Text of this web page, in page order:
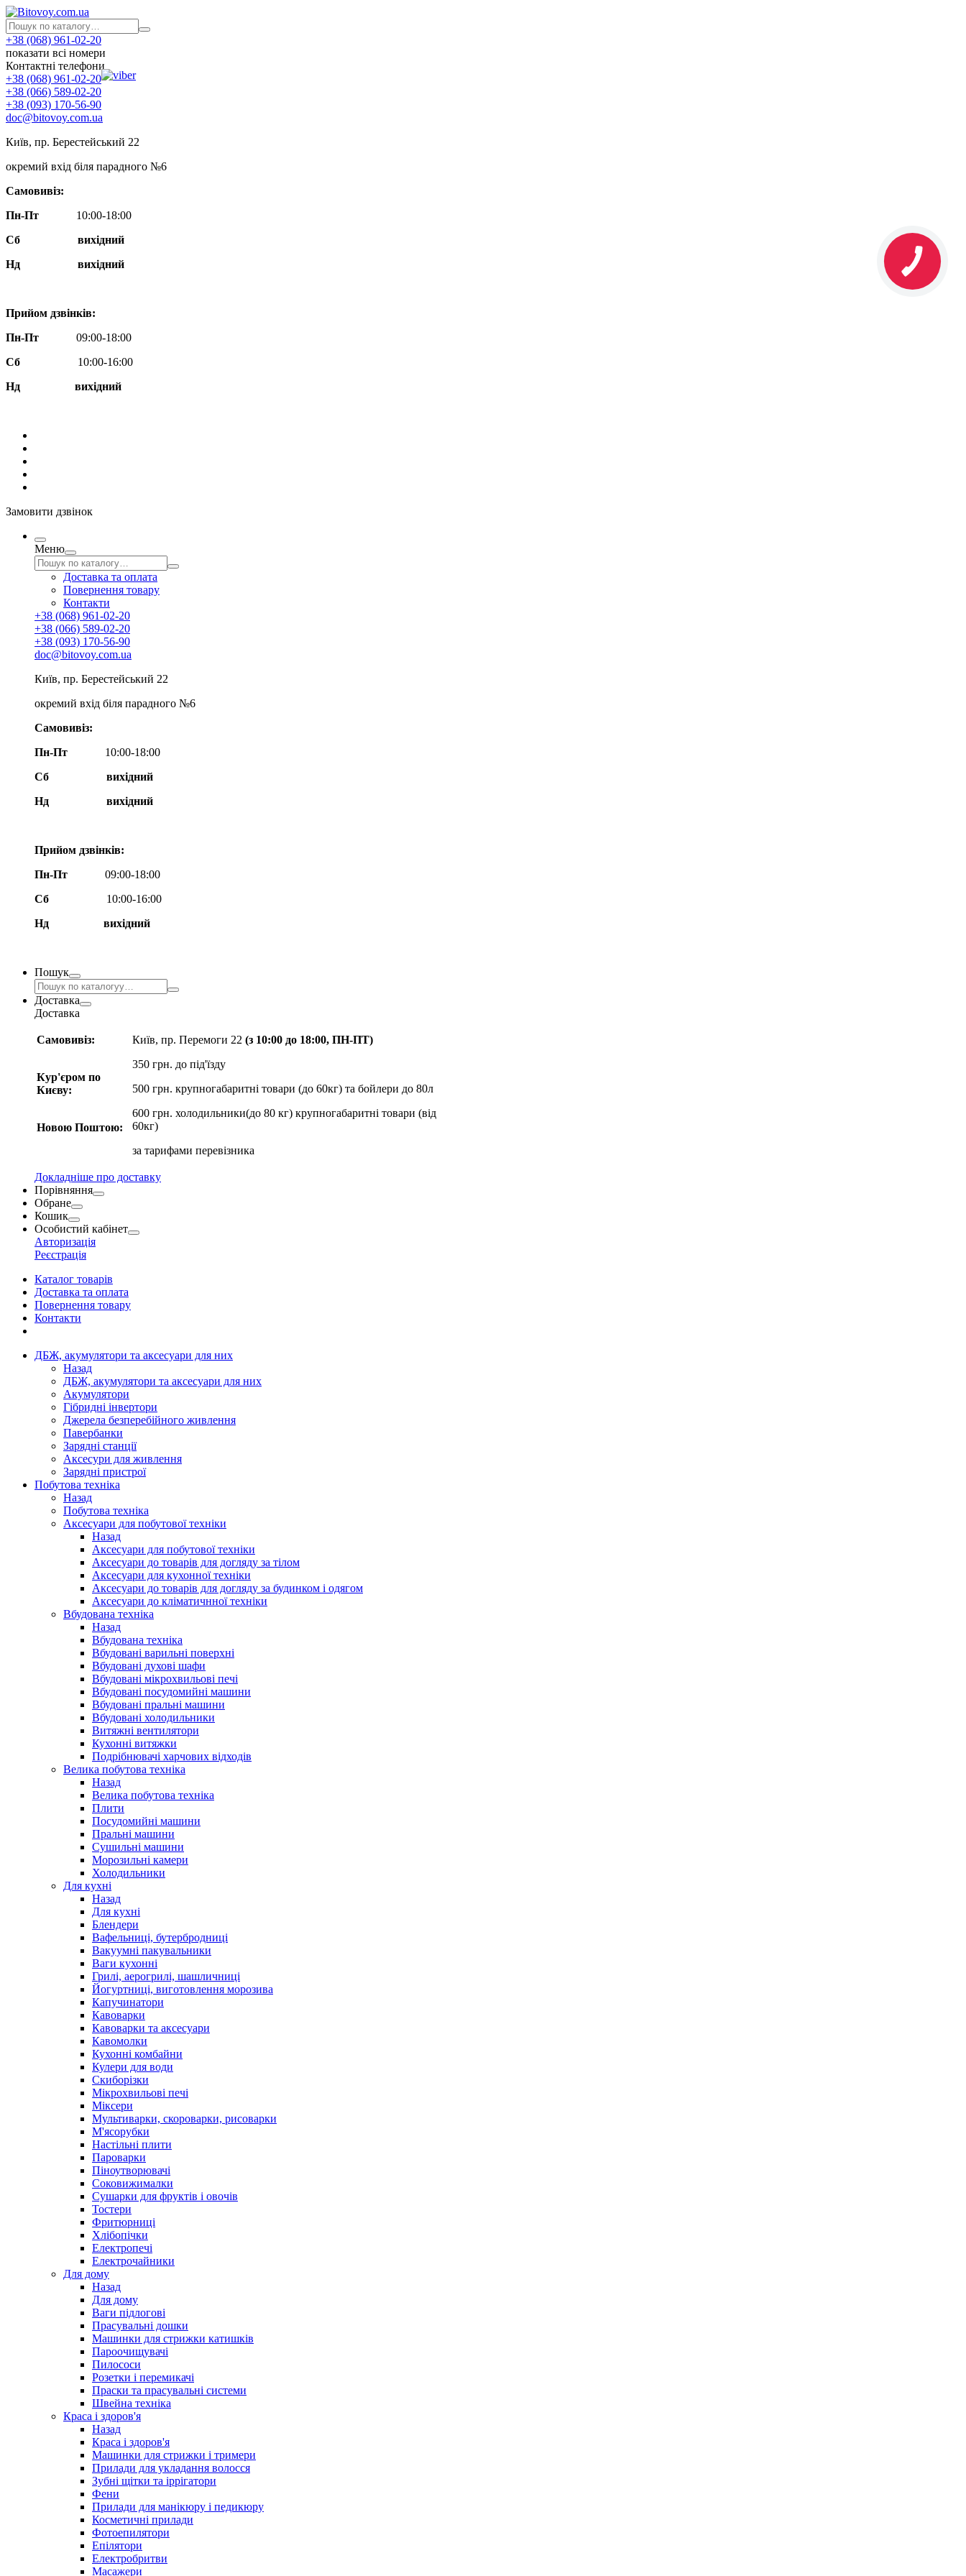
+38 (068) 961-02-20
показати всі номери
Контактні телефони
+38 (068) 961-02-20
+38 (066) 589-02-20
+38 (093) 170-56-90
doc@bitovoy.com.ua
Київ, пр. Берестейський 22
окремий вхід біля парадного №6
Самовивіз:
Пн-Пт
10:00-18:00
Сб
вихідний
Нд
вихідний
Прийом дзвінків:
Пн-Пт
09:00-18:00
Сб
10:00-16:00
Нд вихідний
Замовити дзвінок
Меню
Доставка та оплата
Повернення товару
Контакти
+38 (068) 961-02-20
+38 (066) 589-02-20
+38 (093) 170-56-90
doc@bitovoy.com.ua
Київ, пр. Берестейський 22
окремий вхід біля парадного №6
Самовивіз:
Пн-Пт
10:00-18:00
Сб
вихідний
Нд
вихідний
Прийом дзвінків:
Пн-Пт
09:00-18:00
Сб
10:00-16:00
Нд вихідний
Пошук
Доставка
Доставка
Самовивіз:
Кур'єром по
Києву:
Новою Поштою:
Київ, пр. Перемоги 22 (з 10:00 до 18:00, ПН-ПТ)
350 грн. до під'їзду
500 грн. крупногабаритні товари (до 60кг) та бойлери до 80л
600 грн. холодильники(до 80 кг) крупногабаритні товари (від
60кг)
за тарифами перевізника
Докладніше про доставку
Порівняння
Обране
Кошик
Особистий кабінет
Авторизація
Реєстрація
Каталог товарів
Доставка та оплата
Повернення товару
Контакти
ДБЖ, акумулятори та аксесуари для них
Назад
ДБЖ, акумулятори та аксесуари для них
Акумулятори
Гібридні інвертори
Джерела безперебійного живлення
Павербанки
Зарядні станції
Аксесури для живлення
Зарядні пристрої
Побутова техніка
Назад
Побутова техніка
Аксесуари для побутової техніки
Назад
Аксесуари для побутової техніки
Аксесуари до товарів для догляду за тілом
Аксесуари для кухонної техніки
Аксесуари до товарів для догляду за будинком і одягом
Аксесуари до кліматичнної техніки
Вбудована техніка
Назад
Вбудована техніка
Вбудовані варильні поверхні
Вбудовані духові шафи
Вбудовані мікрохвильові печі
Вбудовані посудомийні машини
Вбудовані пральні машини
Вбудовані холодильники
Витяжні вентилятори
Кухонні витяжки
Подрібнювачі харчових відходів
Велика побутова техніка
Назад
Велика побутова техніка
Плити
Посудомийні машини
Пральні машини
Сушильні машини
Морозильні камери
Холодильники
Для кухні
Назад
Для кухні
Блендери
Вафельниці, бутербродниці
Вакуумні пакувальники
Ваги кухонні
Грилі, аерогрилі, шашличниці
Йогуртниці, виготовлення морозива
Капучинатори
Кавоварки
Кавоварки та аксесуари
Кавомолки
Кухонні комбайни
Кулери для води
Скиборізки
Мікрохвильові печі
Міксери
Мультиварки, скороварки, рисоварки
М'ясорубки
Настільні плити
Пароварки
Піноутворювачі
Соковижималки
Сушарки для фруктів і овочів
Тостери
Фритюрниці
Хлібопічки
Електропечі
Електрочайники
Для дому
Назад
Для дому
Ваги підлогові
Прасувальні дошки
Машинки для стрижки катишків
Пароочищувачі
Пилососи
Розетки і перемикачі
Праски та прасувальні системи
Швейна техніка
Краса і здоров'я
Назад
Краса і здоров'я
Машинки для стрижки і тримери
Прилади для укладання волосся
Зубні щітки та іррігатори
Фени
Прилади для манікюру і педикюру
Косметичні прилади
Фотоепилятори
Епілятори
Електробритви
Масажери